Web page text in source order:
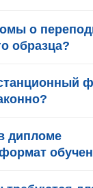
о
образца?
дипломе